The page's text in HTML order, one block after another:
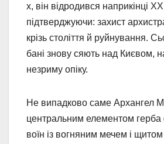
х, він відродився наприкінці ХХ
підтверджуючи: захист
крізь століття й руйнування.
бані знову сяють над Києвом,
незриму опіку.
Не випадково саме Архангел
центральним елементом герба
воїн із вогняним мечем і щитом